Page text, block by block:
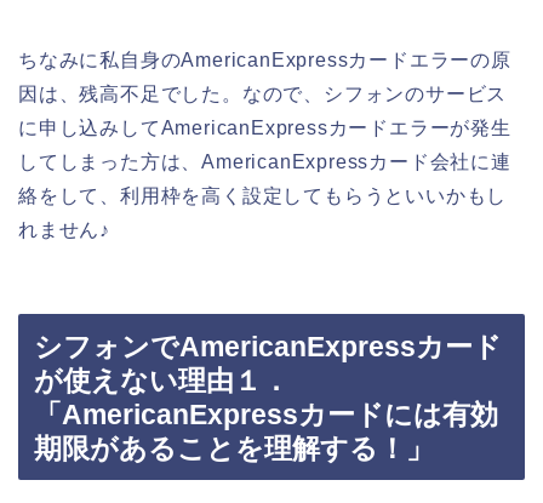
ちなみに私自身のAmericanExpressカードエラーの原
因は、残高不足でした。なので、シフォンのサービス
に申し込みしてAmericanExpressカードエラーが発生
してしまった方は、AmericanExpressカード会社に連
絡をして、利用枠を高く設定してもらうといいかもし
れません♪
シフォンでAmericanExpressカード
が使えない理由１．
「AmericanExpressカードには有効
期限があることを理解する！」